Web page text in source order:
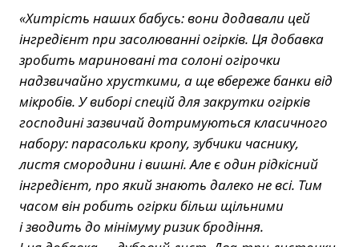
«Хитрість наших бабусь: вони додавали цей
інгредієнт при засолюванні огірків. Ця добавка
зробить мариновані та солоні огірочки
надзвичайно хрусткими, а ще вбереже банки від
мікробів. У виборі спецій для закрутки огірків
господині зазвичай дотримуються класичного
набору: парасольки кропу, зубчики часнику,
листя смородини і вишні. Але є один рідкісний
інгредієнт, про який знають далеко не всі. Тим
часом він робить огірки більш щільними
і зводить до мінімуму ризик бродіння.